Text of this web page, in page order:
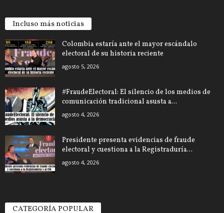
Incluso más noticias
Colombia estaría ante el mayor escándalo
electoral de su historia reciente
agosto 5, 2026
#FraudeElectoral: El silencio de los medios de
comunicación tradicional asusta a...
agosto 4, 2026
Presidente presenta evidencias de fraude
electoral y cuestiona a la Registraduría...
agosto 4, 2026
CATEGORÍA POPULAR